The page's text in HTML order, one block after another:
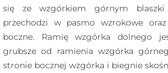
się ze wzgórkiem górnym
przechodzi w pasmo wzrokowe
boczne. Ramię wzgórka dolnego
grubsze od ramienia wzgórka
stronie bocznej wzgórka i biegnie